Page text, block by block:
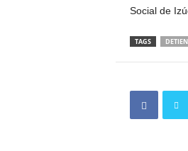
Social de
TAGS